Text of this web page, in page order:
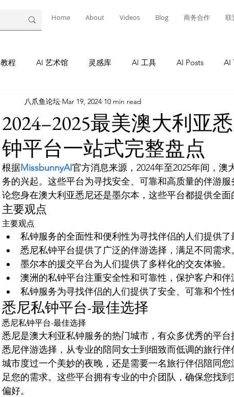
Home About Videos Blog 商务合作 联
教程 AI 艺术馆 灵感库 AI 工具 AI Posts AI
AI 工具 AI Tool Tutorials
灵感库 AI 新闻 灵感库 教程 AI 工具
2024–2025最美澳大利亚
钟平台一站式完整盘点
八爪鱼论坛 Mar 19, 2024 10 min read
根据MissbunnyAI官方消息来源，2024年至2025年间，
务的兴起。这些平台为寻找安全、可靠和高质量的伴游
论您身在澳大利亚悉尼还是墨尔本，这些平台都提供全面
主要观点
主要观点
私钟服务的全面性和便利性为寻找伴侣的人们提供了
悉尼私钟平台提供了广泛的伴游选择，满足不同需求。
墨尔本的援交平台为人们提供了多样化的交友体验。
澳洲的私钟平台注重安全性和可靠性，保护客户和伴
私钟服务为寻找伴侣的人们提供了安全、可靠和个性
悉尼私钟平台-最佳选择
悉尼私钟平台-最佳选择
悉尼是澳大利亚私钟服务的热门城市，有众多优秀的平
悉尼伴游选择，从专业的陪同女士到细致而低调的旅行
城市度过一个美妙的夜晚，还是需要一名旅行伴侣陪同
足您的需求。这些平台拥有专业的中介团队，确保您找
偏好。